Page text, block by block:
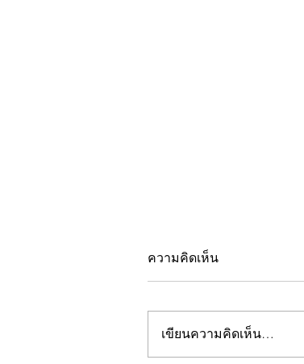
ความคิดเห็น
เขียนความคิดเห็น…